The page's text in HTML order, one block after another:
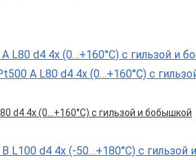
d4 4x (0…+160°С) с гильзой и бобышкой